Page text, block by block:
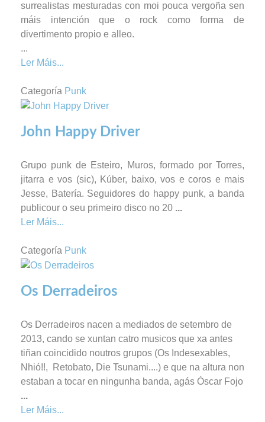
surrealistas mesturadas con moi pouca vergoña sen
máis intención que o rock como forma de
divertimento propio e alleo.
...
Ler Máis...
Categoría Punk
John Happy Driver
Grupo punk de Esteiro, Muros, formado por Torres,
jitarra e vos (sic), Kúber, baixo, vos e coros e mais
Jesse, Batería. Seguidores do happy punk, a banda
publicour o seu primeiro disco no 20 ...
Ler Máis...
Categoría Punk
Os Derradeiros
Os Derradeiros nacen a mediados de setembro de
2013, cando se xuntan catro musicos que xa antes
tiñan coincidido noutros grupos (Os Indesexables,
Nhió!!, Retobato, Die Tsunami....) e que na altura non
estaban a tocar en ningunha banda, agás Óscar Fojo
...
Ler Máis...